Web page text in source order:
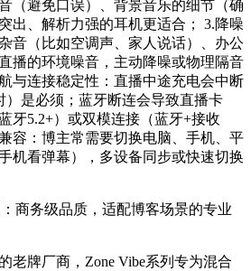
（避免口误）、背景音乐的细节（确
出、解析力强的耳机更适合； 3.降噪
音（比如空调声、家人说话）、办公
播的环境噪音， 主动降噪或物理隔音
与连接稳定性 ：直播中途充电会中断
是必须；蓝牙断连会导致直播卡
牙5.2+） 或双模连接（蓝牙+接收
容 ：博主常需要切换电脑、手机、平
机看弹幕）， 多设备同步或快速切换
商务级品质，适配博客场景的专业
老牌厂商，Zone Vibe系列专为混合